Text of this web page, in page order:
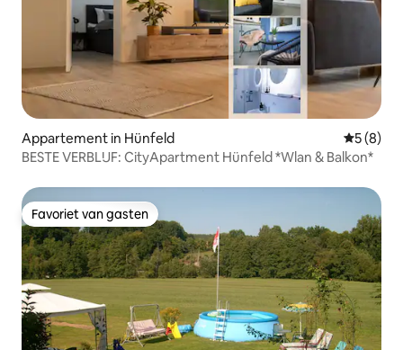
Appartement in Hünfeld
5 (8)
BESTE VERBLIJF: CityApartment Hünfeld *Wlan & Balkon*
Favoriet van gasten
Favoriet van gasten